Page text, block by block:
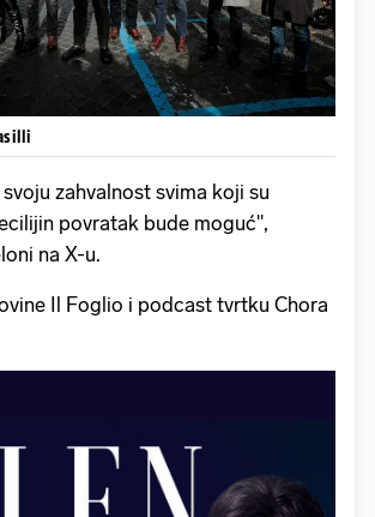
zahvalnost svima koji su
povratak bude moguć",
na X-u.
Il Foglio i podcast tvrtku Chora